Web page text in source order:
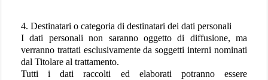
4. Destinatari o categoria di destinatari dei dati personali
I dati personali non saranno oggetto di diffusione, ma
verranno trattati esclusivamente da soggetti interni nominati
dal Titolare al trattamento.
Tutti i dati raccolti ed elaborati potranno essere